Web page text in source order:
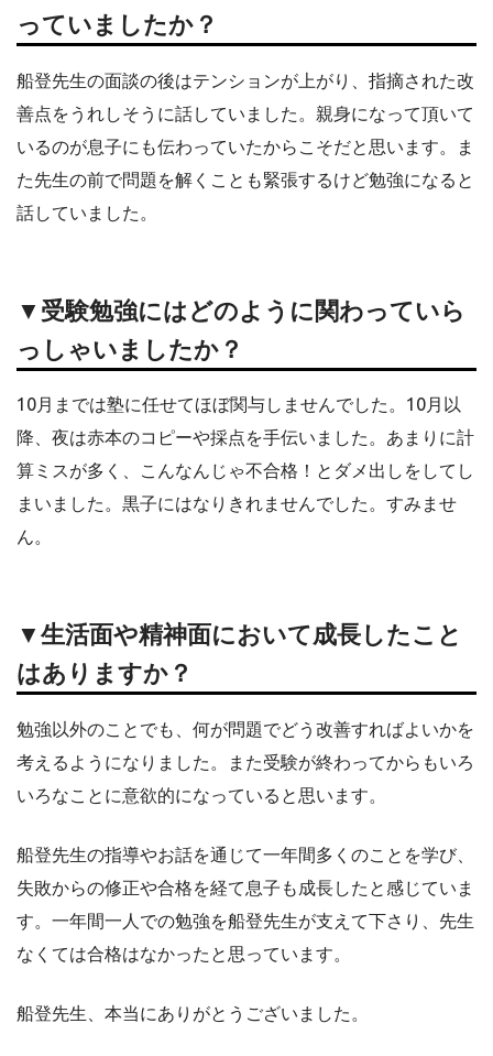
っていましたか？
船登先生の面談の後はテンションが上がり、指摘された改
善点をうれしそうに話していました。親身になって頂いて
いるのが息子にも伝わっていたからこそだと思います。ま
た先生の前で問題を解くことも緊張するけど勉強になると
話していました。
▼受験勉強にはどのように関わっていら
っしゃいましたか？
10月までは塾に任せてほぼ関与しませんでした。10月以
降、夜は赤本のコピーや採点を手伝いました。あまりに計
算ミスが多く、こんなんじゃ不合格！とダメ出しをしてし
まいました。黒子にはなりきれませんでした。すみませ
ん。
▼生活面や精神面において成長したこと
はありますか？
勉強以外のことでも、何が問題でどう改善すればよいかを
考えるようになりました。また受験が終わってからもいろ
いろなことに意欲的になっていると思います。
船登先生の指導やお話を通じて一年間多くのことを学び、
失敗からの修正や合格を経て息子も成長したと感じていま
す。一年間一人での勉強を船登先生が支えて下さり、先生
なくては合格はなかったと思っています。
船登先生、本当にありがとうございました。